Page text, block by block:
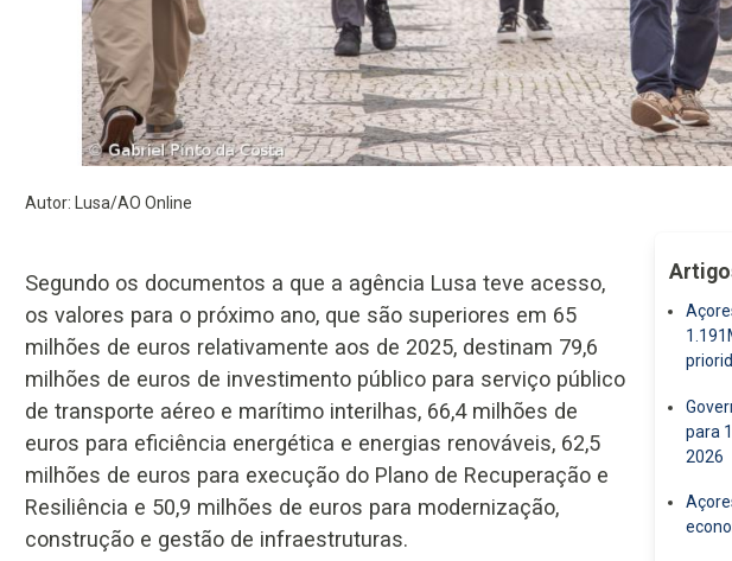
Autor: Lusa/AO Online
para
2026
Segundo os documentos a que a agência Lusa teve acesso,
os valores para o próximo ano, que são superiores em 65
milhões de euros relativamente aos de 2025, destinam 79,6
milhões de euros de investimento público para serviço público
de transporte aéreo e marítimo interilhas, 66,4 milhões de
euros para eficiência energética e energias renováveis, 62,5
milhões de euros para execução do Plano de Recuperação e
Resiliência e 50,9 milhões de euros para modernização,
construção e gestão de infraestruturas.